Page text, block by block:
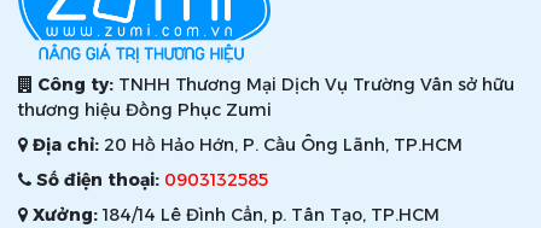
Công ty: TNHH Thương Mại Dịch Vụ Trường Vân sở hữu
thương hiệu Đồng Phục Zumi
Địa chỉ: 20 Hồ Hảo Hớn, P. Cầu Ông Lãnh, TP.HCM
Số điện thoại: 0903132585
Xưởng:184/14 Lê Đình Cẩn, p. Tân Tạo, TP.HCM